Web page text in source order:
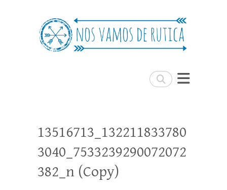
Buscar
Nos Vamos de Rutica
13516713_132211833780
3040_7533239290072072
382_n (Copy)